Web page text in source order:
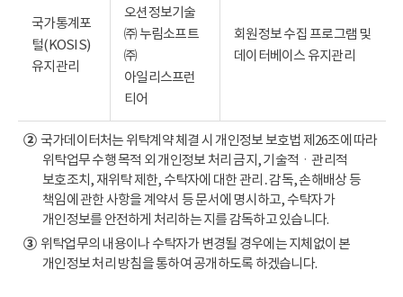
국가통계포
털(KOSIS)
유지관리
오션정보기술
㈜ 누림소프트
㈜
아일리스프런
티어
회원정보 수집 프로그램 및
데이터베이스 유지관리
②국가데이터처는 위탁계약 체결 시 개인정보 보호법 제26조에 따라
위탁업무 수행 목적 외 개인정보 처리 금지, 기술적ㆍ관리적
보호조치, 재위탁 제한, 수탁자에 대한 관리․감독, 손해배상 등
책임에 관한 사항을 계약서 등 문서에 명시하고, 수탁자가
개인정보를 안전하게 처리하는 지를 감독하고 있습니다.
③위탁업무의 내용이나 수탁자가 변경될 경우에는 지체없이 본
개인정보 처리 방침을 통하여 공개하도록 하겠습니다.